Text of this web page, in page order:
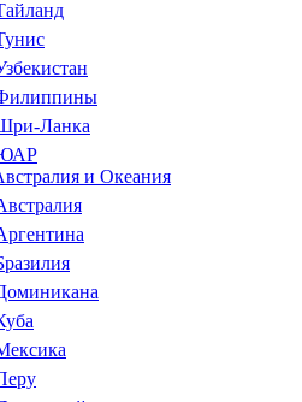
Ланка
и Океания